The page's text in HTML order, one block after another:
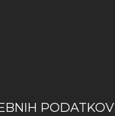
PODATKOV